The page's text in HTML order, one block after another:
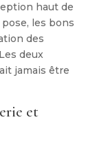
haut de
les bons
des
deux
jamais être
et